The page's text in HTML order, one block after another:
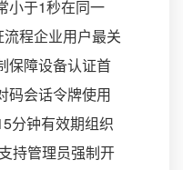
小于1秒在同一
程企业用户最关
保障设备认证首
码会话令牌使用
分钟有效期组织
持管理员强制开